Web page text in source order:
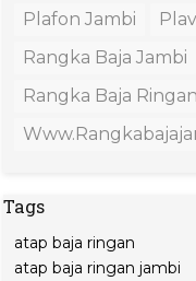
Plafon Jambi
Rangka Baja Jambi
Rangka Baja Ringan
Tags
atap baja ringan
atap baja ringan jambi